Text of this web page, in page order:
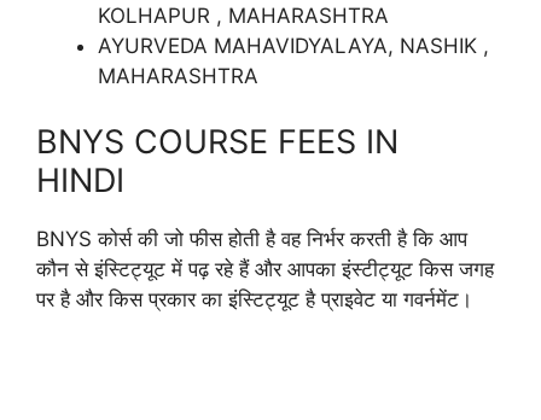
KOLHAPUR , MAHARASHTRA
AYURVEDA MAHAVIDYALAYA, NASHIK ,
MAHARASHTRA
BNYS COURSE FEES IN
HINDI
BNYS कोर्स की जो फीस होती है वह निर्भर करती है कि आप
कौन से इंस्टिट्यूट में पढ़ रहे हैं और आपका इंस्टीट्यूट किस जगह
पर है और किस प्रकार का इंस्टिट्यूट है प्राइवेट या गवर्नमेंट।